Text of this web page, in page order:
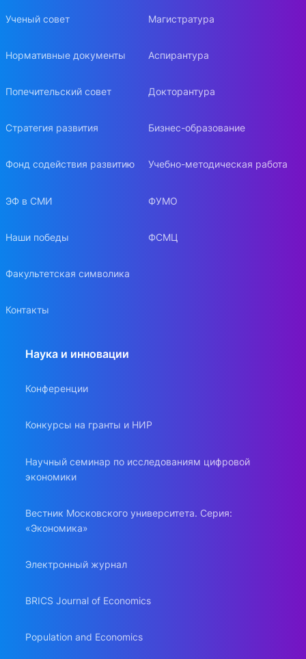
Ученый совет
Нормативные документы
Попечительский совет
Стратегия развития
Фонд содействия развитию
ЭФ в СМИ
Наши победы
Факультетская символика
Контакты
Магистратура
Аспирантура
Докторантура
Бизнес-образование
Учебно-методическая работа
ФУМО
ФСМЦ
Наука и инновации
Конференции
Конкурсы на гранты и НИР
Научный семинар по исследованиям цифровой
экономики
Вестник Московского университета. Серия:
«Экономика»
Электронный журнал
BRICS Journal of Economics
Population and Economics